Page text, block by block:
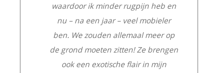
waardoor ik minder rugpijn heb en
nu – na een jaar – veel mobieler
ben. We zouden allemaal meer op
de grond moeten zitten! Ze brengen
ook een exotische flair in mijn